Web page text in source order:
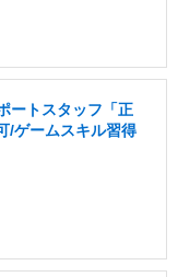
ートスタッフ「正
/ゲームスキル習得